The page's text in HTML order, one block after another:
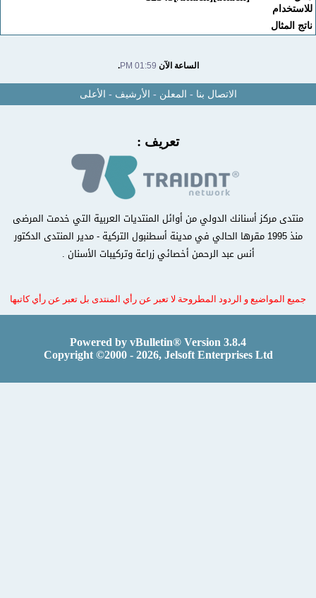
الساعة الآن01:59 PM
.
الاتصال بنا- المعلن -الأرشيف -الأعلى
تعريف :
مركز أسنانك الدولي من أوائل المنتديات العربية التي خدمت المرضى
منذ 1995 مقرها الحالي في مدينة أسطنبول التركية - مدير المنتدى الدكتور
أنس عبد الرحمن أخصائي زراعة وتركيبات الأسنان .
المواضيع و الردود المطروحة لا تعبر عن رأي المنتدى بل تعبر عن رأي كاتبها
Powered by vBulletin® Version 3.8.4
Copyright ©2000 - 2026, Jelsoft Enterprises Ltd